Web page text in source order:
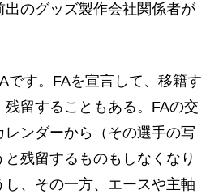
のグッズ製作会社関係者が
です。FAを宣言して、移籍す
残留することもある。FAの交
ンダーから（その選手の写
残留するものもしなくなり
し、その一方、エースや主軸